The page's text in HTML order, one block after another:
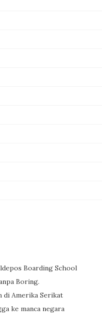
Boarding School
Boring.
di Amerika Serikat
ke manca negara